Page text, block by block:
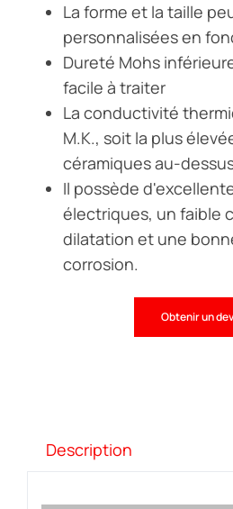
La forme et la taille
personnalisées en
Dureté Mohs
facile à traiter
La conductivité
M.K., soit la plus
céramiques au-
Il possède
électriques, un faible
dilatation et une
corrosion.
Obtenir un
Description